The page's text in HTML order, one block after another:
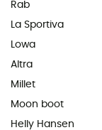
Rab
La Sportiva
Lowa
Altra
Millet
Moon boot
Helly Hansen